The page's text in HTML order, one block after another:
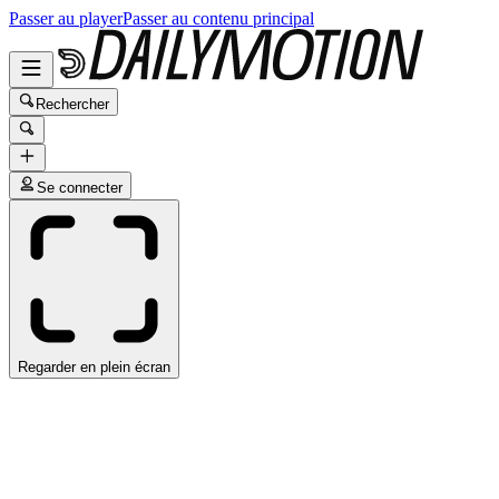
Passer au playerPasser au contenu principal
Rechercher
Se connecter
Regarder en plein écran